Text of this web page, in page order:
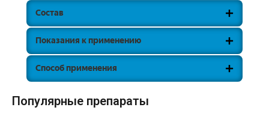
Состав
Показания к применению
Способ применения
Популярные препараты